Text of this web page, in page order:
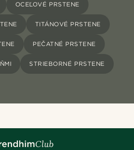
OCEĽOVÉ PRSTENE
TITÁNOVÉ PRSTENE
PEČATNÉ PRSTENE
STRIEBORNÉ PRSTENE